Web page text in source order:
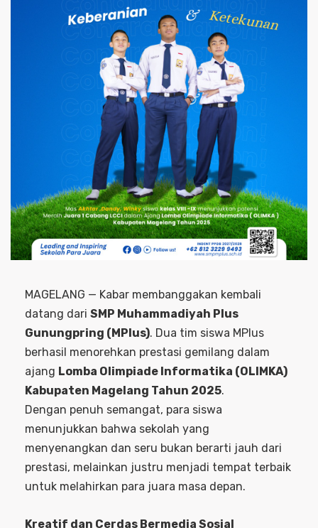
MAGELANG — Kabar membanggakan kembali
datang dari SMP Muhammadiyah Plus
Gunungpring (MPlus). Dua tim siswa MPlus
berhasil menorehkan prestasi gemilang dalam
ajang Lomba Olimpiade Informatika (OLIMKA)
Kabupaten Magelang Tahun 2025.
Dengan penuh semangat, para siswa
menunjukkan bahwa sekolah yang
menyenangkan dan seru bukan berarti jauh dari
prestasi, melainkan justru menjadi tempat terbaik
untuk melahirkan para juara masa depan.
Kreatif dan Cerdas Bermedia Sosial